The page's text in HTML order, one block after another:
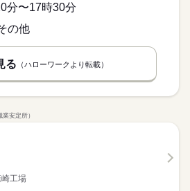
分〜17時30分
の他
る （ハローワークより転載）
安定所）
工場